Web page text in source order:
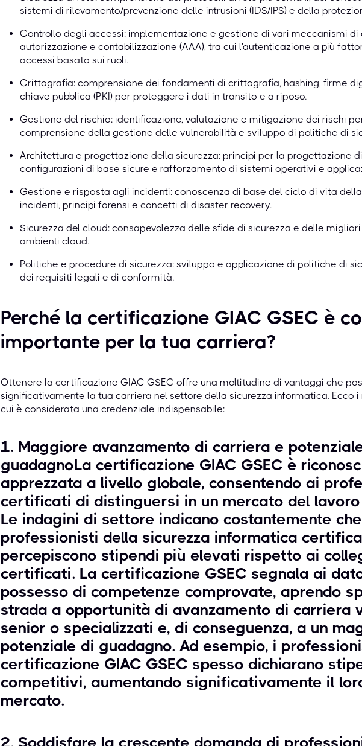
sistemi di rilevamento/prevenzione delle intrusioni (IDS/IPS) e della
Controllo degli accessi: implementazione e gestione di vari meccanismi di
autorizzazione e contabilizzazione (AAA), tra cui l'autenticazione a più
accessi basato sui ruoli.
Crittografia: comprensione dei fondamenti di crittografia, hashing, firme
chiave pubblica (PKI) per proteggere i dati in transito e a riposo.
Gestione del rischio: identificazione, valutazione e mitigazione dei rischi
comprensione della gestione delle vulnerabilità e sviluppo di politiche di
Architettura e progettazione della sicurezza: principi per la progettazione
configurazioni di base sicure e rafforzamento di sistemi operativi e
Gestione e risposta agli incidenti: conoscenza di base del ciclo di vita
incidenti, principi forensi e concetti di disaster recovery.
Sicurezza del cloud: consapevolezza delle sfide di sicurezza e delle
ambienti cloud.
Politiche e procedure di sicurezza: sviluppo e applicazione di politiche di
dei requisiti legali e di conformità.
Perché la certificazione GIAC GSEC è
importante per la tua carriera?
Ottenere la certificazione GIAC GSEC offre una moltitudine di vantaggi che
significativamente la tua carriera nel settore della sicurezza informatica. Ecco
cui è considerata una credenziale indispensabile:
1. Maggiore avanzamento di carriera e
guadagnoLa certificazione GIAC GSEC è
apprezzata a livello globale, consentendo ai
certificati di distinguersi in un mercato del
Le indagini di settore indicano costantemente
professionisti della sicurezza informatica
percepiscono stipendi più elevati rispetto ai
certificati. La certificazione GSEC segnala ai
possesso di competenze comprovate, aprendo
strada a opportunità di avanzamento di carriera
senior o specializzati e, di conseguenza, a un
potenziale di guadagno. Ad esempio, i
certificazione GIAC GSEC spesso dichiarano
competitivi, aumentando significativamente il
mercato.